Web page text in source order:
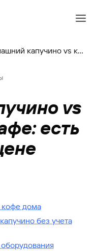
Домашний капучино vs капучино из кафе: есть ли разница в цене
vs
есть
кофе дома
без учета